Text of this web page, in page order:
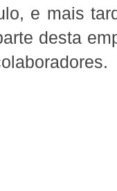
e mais
desta